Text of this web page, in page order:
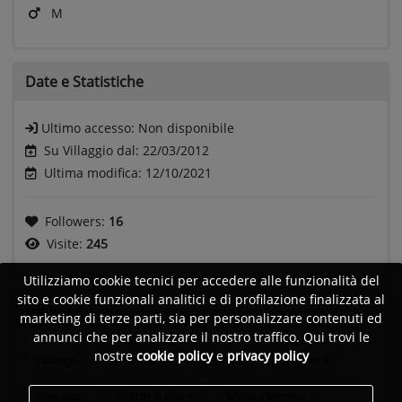
M
Date e Statistiche
Ultimo accesso: Non disponibile
Su Villaggio dal: 22/03/2012
Ultima modifica: 12/10/2021
Followers: 16
Visite: 245
Generi
Deep house Acid jazz Jazz funk
Utilizziamo cookie tecnici per accedere alle funzionalità del
sito e cookie funzionali analitici e di profilazione finalizzata al
marketing di terze parti, sia per personalizzare contenuti ed
annunci che per analizzare il nostro traffico. Qui trovi le
nostre cookie policye privacy policy